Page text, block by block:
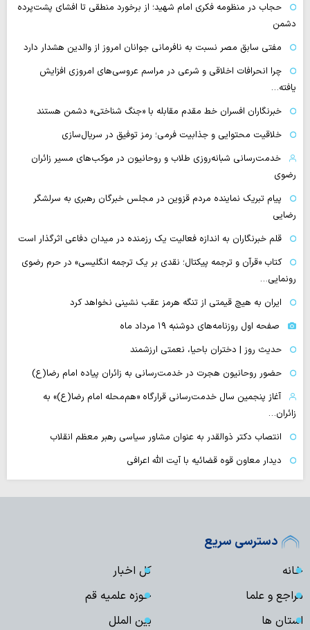
حجاب در منظومه فکری امام شهید؛ از برخورد منطقی تا افشای پشت‌پرده
دشمن
مفتی سابق مصر نسبت به نافرمانی جوانان امروز از والدین هشدار دارد
چرا انحرافات اخلاقی و شرعی در مراسم عروسی‌های امروزی افزایش
یافته…
خبرنگاران افسران خط مقدم مقابله با «جنگ شناختی» دشمن هستند
خلاقیت محتوایی و جذابیت فرمی؛ رمز توفیق در سریال‌سازی
خدمت‌رسانی شبانه‌روزی طلاب و روحانیون در موکب‌های مسیر زائران
رضوی
پیام تبریک نماینده مردم قزوین در مجلس خبرگان رهبری به سرلشگر
رضایی
قلم خبرنگاران به اندازه فعالیت یک رزمنده در میدان دفاعی اثرگذار است
کتاب «قرآن و ترجمه پیکتال؛ نقدی بر یک ترجمه انگلیسی» در حرم رضوی
رونمایی…
ایران به هیچ قیمتی از تنگه هرمز عقب نشینی نخواهد کرد
صفحه اول روزنامه‌های دوشنبه ۱۹ مرداد ماه
حدیث روز | دختران باحیا، نعمتی ارزشمند
حضور روحانیون هجرت در خدمت‌رسانی به زائران پیاده امام رضا(ع)
آغاز پنجمین سال خدمت‌رسانی قرارگاه «هم‌محله امام رضا(ع)» به
زائران…
انتصاب دکتر ذوالقدر به عنوان مشاور سیاسی رهبر معظم انقلاب
دیدار معاون قوه قضائیه با آیت الله اعرافی
دسترسی سریع
خانه
کل اخبار
مراجع و علما
حوزه علمیه قم
استان ها
بین الملل